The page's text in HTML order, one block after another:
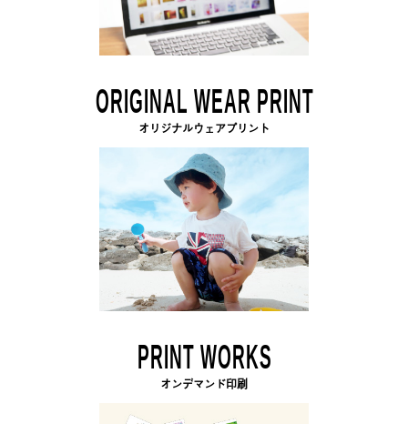
ORIGINAL WEAR PRINT
オリジナルウェアプリント
PRINT WORKS
オンデマンド印刷